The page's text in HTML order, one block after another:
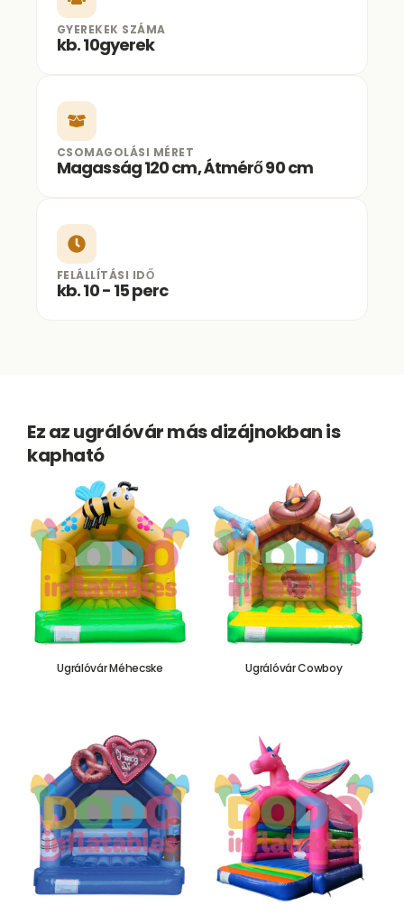
GYEREKEK SZÁMA
kb. 10gyerek
CSOMAGOLÁSI MÉRET
Magasság 120 cm, Átmérő 90 cm
FELÁLLÍTÁSI IDŐ
kb. 10 - 15 perc
Ez az ugrálóvár más dizájnokban is
kapható
Ugrálóvár Méhecske Ugrálóvár Cowboy